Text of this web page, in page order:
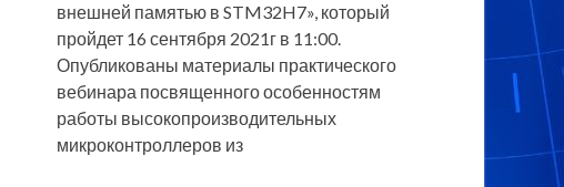
внешней памятью в STM32H7», который
пройдет 16 сентября 2021г в 11:00.
Опубликованы материалы практического
вебинара посвященного особенностям
работы высокопроизводительных
микроконтроллеров из